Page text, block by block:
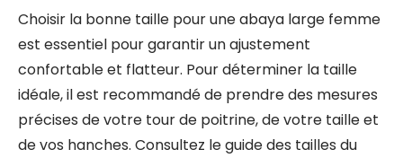
Choisir la bonne taille pour une abaya large femme
est essentiel pour garantir un ajustement
confortable et flatteur. Pour déterminer la taille
idéale, il est recommandé de prendre des mesures
précises de votre tour de poitrine, de votre taille et
de vos hanches. Consultez le guide des tailles du